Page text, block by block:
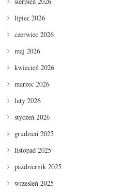
lipiec 2026
czerwiec 2026
maj 2026
kwiecień 2026
marzec 2026
luty 2026
styczeń 2026
grudzień 2025
listopad 2025
październik 2025
wrzesień 2025